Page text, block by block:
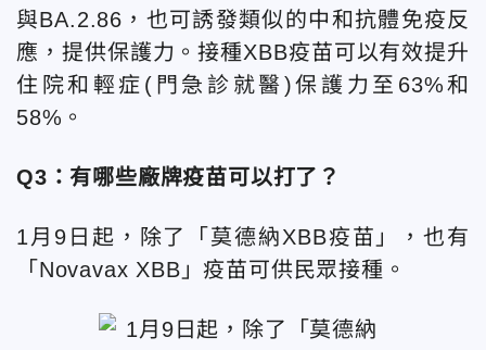
與BA.2.86，也可誘發類似的中和抗體免疫反
應，提供保護力。接種XBB疫苗可以有效提升
住院和輕症(門急診就醫)保護力至63%和
58%。
Q3：有哪些廠牌疫苗可以打了？
1月9日起，除了「莫德納XBB疫苗」，也有
「Novavax XBB」疫苗可供民眾接種。